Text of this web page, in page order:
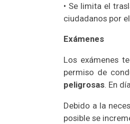
• Se limita el
ciudadanos por
Exámenes
Los exámenes
permiso de
peligrosas. En
Debido a la
posible se